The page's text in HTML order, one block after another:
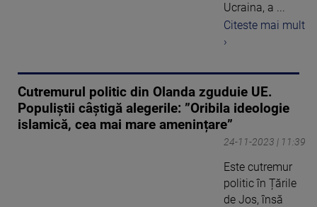
Ucraina, a ...
Citeste mai mult
›
Cutremurul politic din Olanda zguduie UE.
Populiștii câștigă alegerile: ”Oribila ideologie
islamică, cea mai mare amenințare”
24-11-2023 | 11:39
Este cutremur
politic în Țările
de Jos, însă